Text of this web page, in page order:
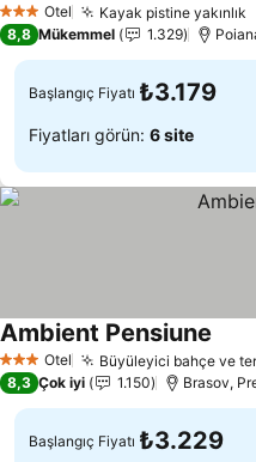
3 YıldızOtel Kayak pistine yakınlık
8,8 Mükemmel 1.329
Başlangıç Fiyatı ₺3.179
Fiyatları görün: 6 site
3 YıldızOtel Büyüleyici bahçe ve
Ambient Pensiune
8,3 Çok iyi 1.150 Brasov,
Başlangıç Fiyatı ₺3.229